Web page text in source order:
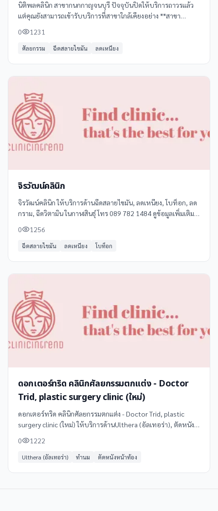
นิติพลคลินิก สาขากนกกาญจนบุรี ปัจจุบันปิดให้บริการถาวรแล้ว
แต่คุณยังสามารถเข้ารับบริการที่สาขาใกล้เคียงอย่าง **สาขา
0 1231
ศัลยกรรม ฉีดสลายไขมัน ลดเหนียง
จิรวัฒน์คลินิก
จิรวัฒน์คลินิก ให้บริการด้านฉีดสลายไขมัน, ลดเหนียง, โบท็อก, ลด
กราม, ฉีดวิตามิน ในกาฬสินธุ์ โทร 089 782 1484 ดูข้อมูลเพิ่มเติม
0 1256
ฉีดสลายไขมัน ลดเหนียง โบท็อก
ดอกเตอร์ทริด คลินิกศัลยกรรมตกแต่ง - Doctor
Trid, plastic surgery clinic (ใหม่)
ดอกเตอร์ทริด คลินิกศัลยกรรมตกแต่ง - Doctor Trid, plastic
surgery clinic (ใหม่) ให้บริการด้านUlthera (อัลเทอร่า), ตัดหนัง
6430 ดูข้อมูลเพิ่มเติม รีวิว และแผนที่ได้ที่ Clinicintrend
0 1222
Ulthera (อัลเทอร่า) ทำนม ตัดหนังหน้าท้อง